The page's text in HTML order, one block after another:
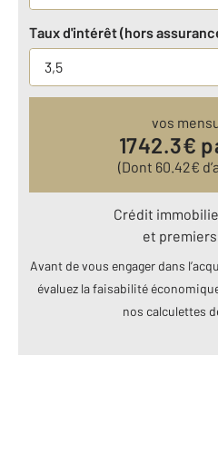
Taux d'intérêt (hors
vos
1742.3€
(Dont 60.42€
Crédit
et
Avant de vous engager dans
évaluez la faisabilité
nos calculettes